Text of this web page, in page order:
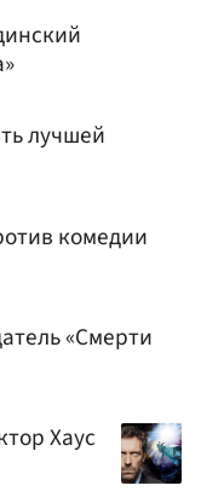
лучшей
комедии
«Смерти
Хаус